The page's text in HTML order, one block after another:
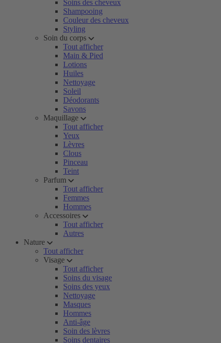
Soins des cheveux
Shampooing
Couleur des cheveux
Styling
Soin du corps
Tout afficher
Main & Pied
Lotions
Huiles
Nettoyage
Soleil
Déodorants
Savons
Maquillage
Tout afficher
Yeux
Lèvres
Clous
Pinceau
Teint
Parfum
Tout afficher
Femmes
Hommes
Accessoires
Tout afficher
Autres
Nature
Tout afficher
Visage
Tout afficher
Soins du visage
Soins des yeux
Nettoyage
Masques
Hommes
Anti-âge
Soin des lèvres
Soins dentaires